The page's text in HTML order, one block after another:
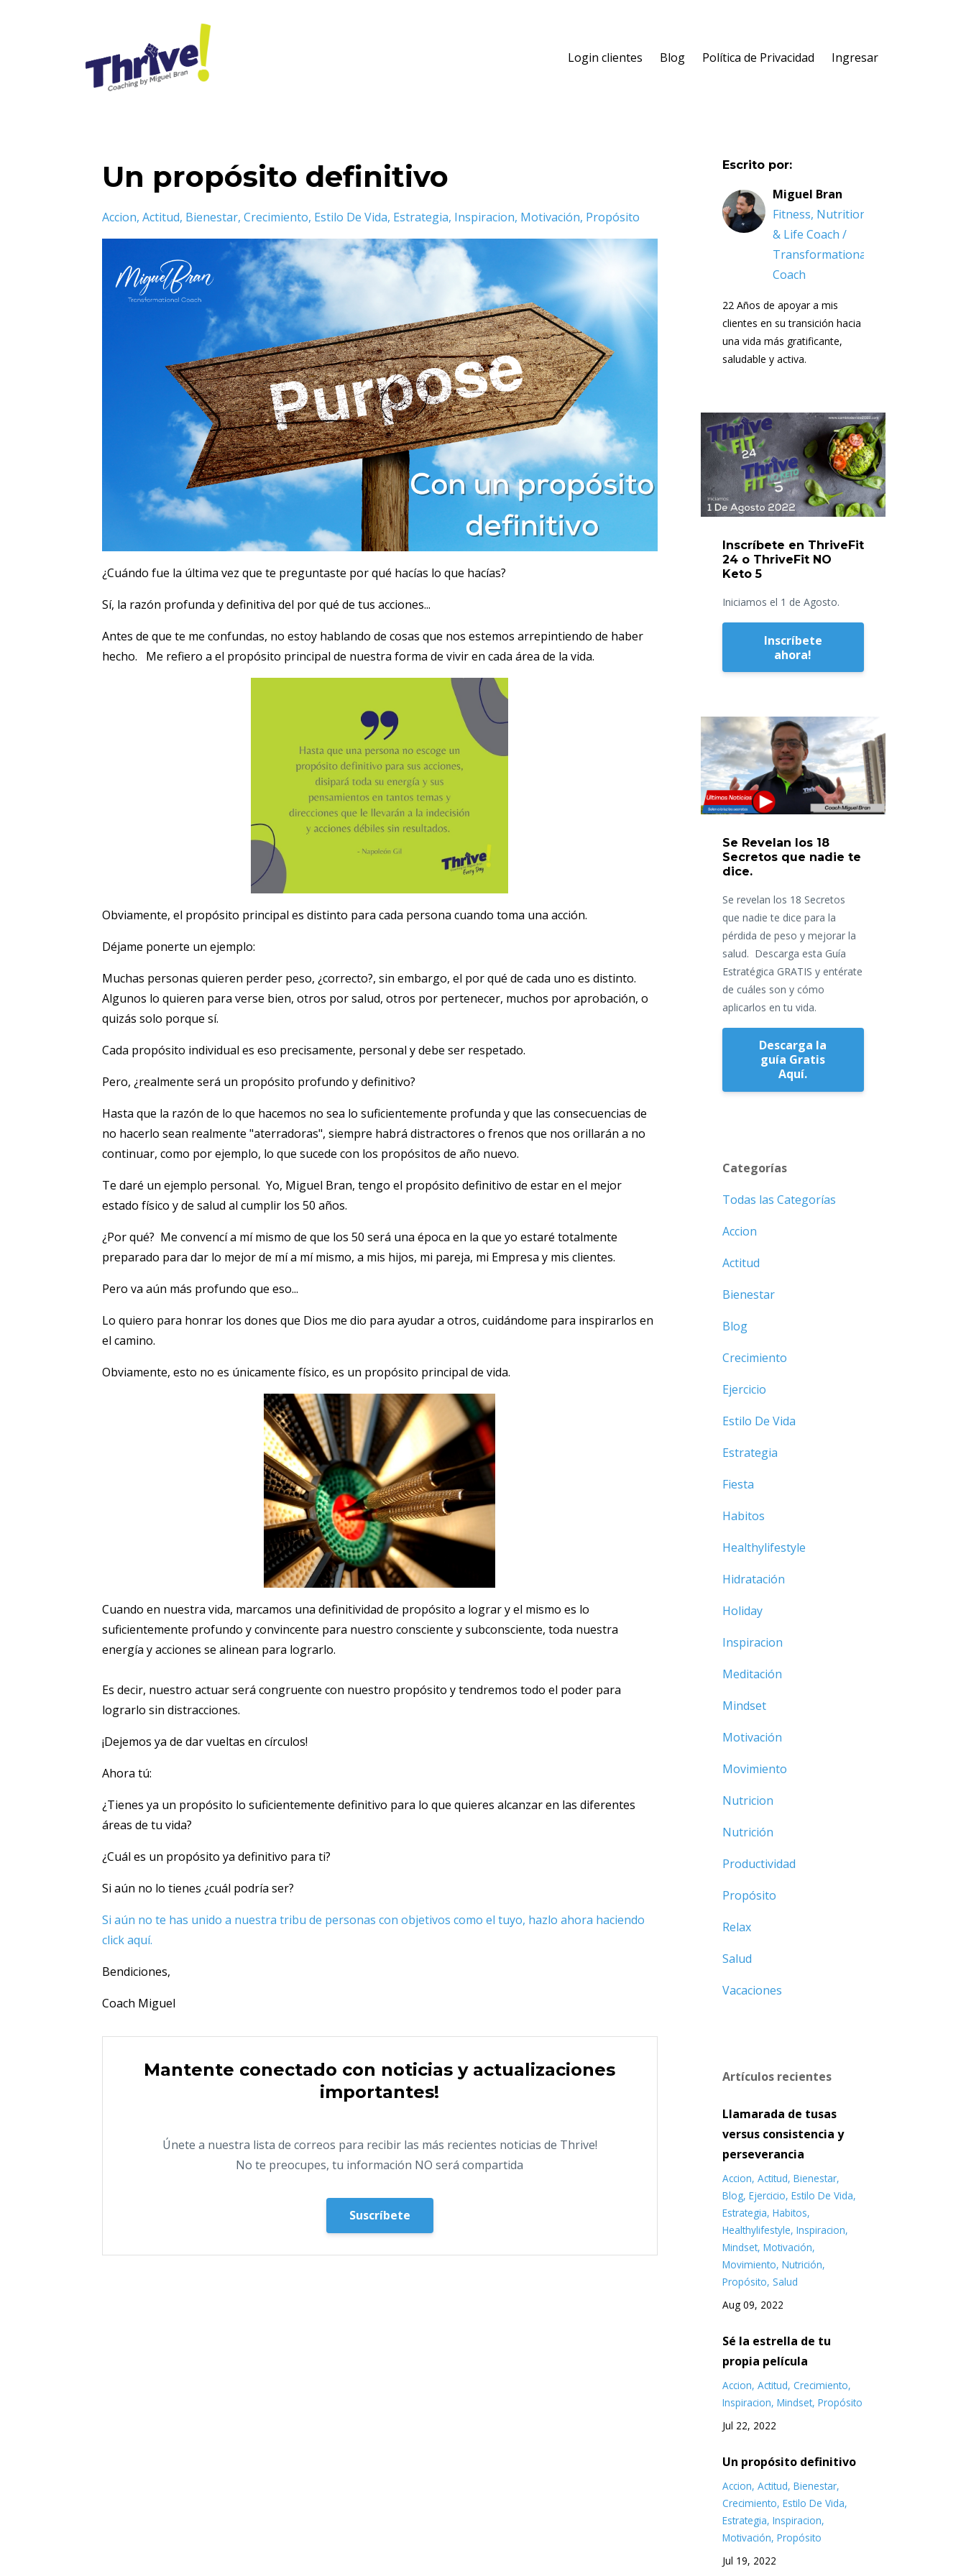
Login clientes Blog Política de Privacidad Ingresar
Un propósito definitivo
Accion Actitud Bienestar Crecimiento Estilo De Vida Estrategia Inspiracion Motivación Propósito
¿Cuándo fue la última vez que te preguntaste por qué hacías lo que hacías?
Sí, la razón profunda y definitiva del por qué de tus acciones...
Antes de que te me confundas, no estoy hablando de cosas que nos estemos arrepintiendo de haber
hecho. Me refiero a el propósito principal de nuestra forma de vivir en cada área de la vida.
Obviamente, el propósito principal es distinto para cada persona cuando toma una acción.
Déjame ponerte un ejemplo:
Muchas personas quieren perder peso, ¿correcto?, sin embargo, el por qué de cada uno es distinto.
Algunos lo quieren para verse bien, otros por salud, otros por pertenecer, muchos por aprobación, o
quizás solo porque sí.
Cada propósito individual es eso precisamente, personal y debe ser respetado.
Pero, ¿realmente será un propósito profundo y definitivo?
Hasta que la razón de lo que hacemos no sea lo suficientemente profunda y que las consecuencias de
no hacerlo sean realmente "aterradoras", siempre habrá distractores o frenos que nos orillarán a no
continuar, como por ejemplo, lo que sucede con los propósitos de año nuevo.
Te daré un ejemplo personal. Yo, Miguel Bran, tengo el propósito definitivo de estar en el mejor
estado físico y de salud al cumplir los 50 años.
¿Por qué? Me convencí a mí mismo de que los 50 será una época en la que yo estaré totalmente
preparado para dar lo mejor de mí a mí mismo, a mis hijos, mi pareja, mi Empresa y mis clientes.
Pero va aún más profundo que eso...
Lo quiero para honrar los dones que Dios me dio para ayudar a otros, cuidándome para inspirarlos en
el camino.
Obviamente, esto no es únicamente físico, es un propósito principal de vida.
Cuando en nuestra vida, marcamos una definitividad de propósito a lograr y el mismo es lo
suficientemente profundo y convincente para nuestro consciente y subconsciente, toda nuestra
energía y acciones se alinean para lograrlo.
Es decir, nuestro actuar será congruente con nuestro propósito y tendremos todo el poder para
lograrlo sin distracciones.
¡Dejemos ya de dar vueltas en círculos!
Ahora tú:
¿Tienes ya un propósito lo suficientemente definitivo para lo que quieres alcanzar en las diferentes
áreas de tu vida?
¿Cuál es un propósito ya definitivo para ti?
Si aún no lo tienes ¿cuál podría ser?
Si aún no te has unido a nuestra tribu de personas con objetivos como el tuyo, hazlo ahora haciendo
click aquí.
Bendiciones,
Coach Miguel
Mantente conectado con noticias y actualizaciones
importantes!
Únete a nuestra lista de correos para recibir las más recientes noticias de Thrive!
No te preocupes, tu información NO será compartida
Suscríbete
Escrito por:
Miguel Bran
Fitness, Nutrition
& Life Coach /
Transformational
Coach
22 Años de apoyar a mis
clientes en su transición hacia
una vida más gratificante,
saludable y activa.
Inscríbete en ThriveFit
24 o ThriveFit NO
Keto 5
Iniciamos el 1 de Agosto.
Inscríbete
ahora!
Se Revelan los 18
Secretos que nadie te
dice.
Se revelan los 18 Secretos
que nadie te dice para la
pérdida de peso y mejorar la
salud. Descarga esta Guía
Estratégica GRATIS y entérate
de cuáles son y cómo
aplicarlos en tu vida.
Descarga la
guía Gratis
Aquí.
Categorías
Todas las Categorías
Accion
Actitud
Bienestar
Blog
Crecimiento
Ejercicio
Estilo De Vida
Estrategia
Fiesta
Habitos
Healthylifestyle
Hidratación
Holiday
Inspiracion
Meditación
Mindset
Motivación
Movimiento
Nutricion
Nutrición
Productividad
Propósito
Relax
Salud
Vacaciones
Artículos recientes
Llamarada de tusas
versus consistencia y
perseverancia
Accion Actitud Bienestar
Blog Ejercicio Estilo De Vida
Estrategia Habitos
Healthylifestyle Inspiracion
Mindset Motivación
Movimiento Nutrición
Propósito Salud
Aug 09, 2022
Sé la estrella de tu
propia película
Accion Actitud Crecimiento
Inspiracion Mindset Propósito
Jul 22, 2022
Un propósito definitivo
Accion Actitud Bienestar
Crecimiento Estilo De Vida
Estrategia Inspiracion
Motivación Propósito
Jul 19, 2022